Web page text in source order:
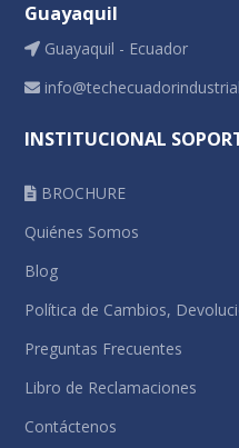
Guayaquil
Guayaquil - Ecuador
INSTITUCIONAL
BROCHURE
Quiénes Somos
Blog
Política de Cambios,
Preguntas Frecuentes
Libro de Reclamaciones
Contáctenos